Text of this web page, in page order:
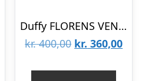
Duffy FLORENS VENTITRE 8666201-48
kr.400,00 Den
kr. 360,00Den